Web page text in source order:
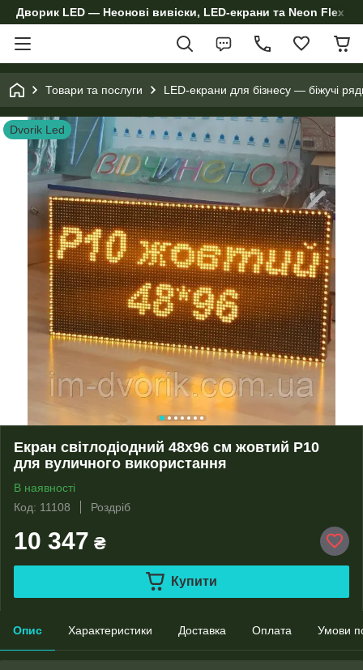
Дворик LED — Неонові вивіски, LED-екрани та Neon Flex
Товари та послуги LED-екрани для бізнесу — біжучі
Dvorik Led
Екран світлодіодний 48х96 см жовтий Р10
для вуличного використання
В наявності
Код: 11108
Роздріб
10 347 ₴
Купити
Опис Характеристики Доставка Оплата Умови